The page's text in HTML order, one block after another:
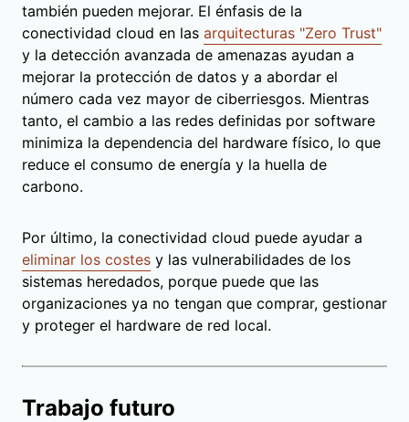
también pueden mejorar. El énfasis de la
conectividad cloud en las arquitecturas "Zero Trust"
y la detección avanzada de amenazas ayudan a
mejorar la protección de datos y a abordar el
número cada vez mayor de ciberriesgos. Mientras
tanto, el cambio a las redes definidas por software
minimiza la dependencia del hardware físico, lo que
reduce el consumo de energía y la huella de
carbono.
Por último, la conectividad cloud puede ayudar a
eliminar los costes y las vulnerabilidades de los
sistemas heredados, porque puede que las
organizaciones ya no tengan que comprar, gestionar
y proteger el hardware de red local.
Trabajo futuro